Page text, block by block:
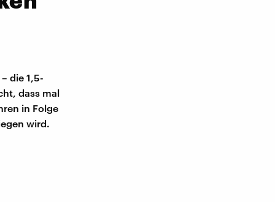
die 1,5-
dass mal
in Folge
wird.